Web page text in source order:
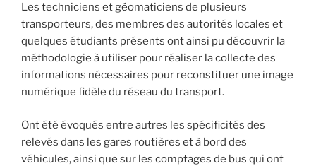
Les techniciens et géomaticiens de plusieurs
transporteurs, des membres des autorités locales et
quelques étudiants présents ont ainsi pu découvrir la
méthodologie à utiliser pour réaliser la collecte des
informations nécessaires pour reconstituer une image
numérique fidèle du réseau du transport.
Ont été évoqués entre autres les spécificités des
relevés dans les gares routières et à bord des
véhicules, ainsi que sur les comptages de bus qui ont